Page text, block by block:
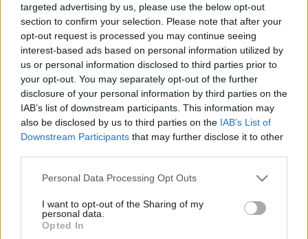
targeted advertising by us, please use the below opt-out
section to confirm your selection. Please note that after your
opt-out request is processed you may continue seeing
interest-based ads based on personal information utilized by
us or personal information disclosed to third parties prior to
your opt-out. You may separately opt-out of the further
disclosure of your personal information by third parties on the
IAB’s list of downstream participants. This information may
also be disclosed by us to third parties on the IAB’s List of
Downstream Participants that may further disclose it to other
Please note that this website/app uses one or more Google
not limited to your visit or usage behaviour. You may click to
grant or deny consent to Google and its third-party tags to
use your data for below specified purposes in below Google
Personal Data Processing Opt Outs
I want to opt-out of the Sharing of my
personal data.
Opted In
Ha van gyenge pontja Simon Stålenhag Elektronikus
állam c. művének, akkor az a besorolhatatlansága.
Egyszerűen nem tudok kisregényként hivatkozni rá,
mert azzal figyelmen kívül hagynám a kiállításba illő
illusztrációit, de nem nevezhetem illusztrált
könyvnek sem, mert a festményeinek ereje jócskán…